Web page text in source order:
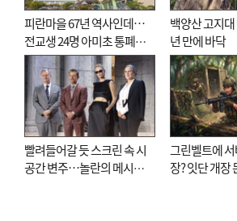
피란마을 67년 역사인데…
전교생 24명 아미초 통폐합
기로
백양산 고지
년 만에 바닥
빨려들어갈 듯 스크린 속 시
공간 변주…놀란의 메시지
그린벨트에
장? 잇단 개장